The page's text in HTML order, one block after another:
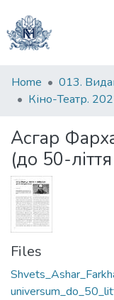
Communities
&
All of DSpace
Statistics
Home 013.
Кіно-Театр.
Асгар
(до 50-
Files